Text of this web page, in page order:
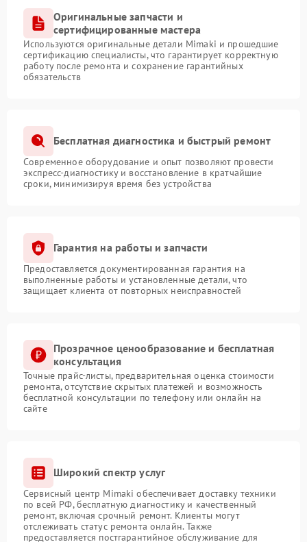
Оригинальные запчасти и
сертифицированные мастера
Используются оригинальные детали Mimaki и прошедшие
сертификацию специалисты, что гарантирует корректную
работу после ремонта и сохранение гарантийных
обязательств
Бесплатная диагностика и быстрый ремонт
Современное оборудование и опыт позволяют провести
экспресс-диагностику и восстановление в кратчайшие
сроки, минимизируя время без устройства
Гарантия на работы и запчасти
Предоставляется документированная гарантия на
выполненные работы и установленные детали, что
защищает клиента от повторных неисправностей
Прозрачное ценообразование и бесплатная
консультация
Точные прайс-листы, предварительная оценка стоимости
ремонта, отсутствие скрытых платежей и возможность
бесплатной консультации по телефону или онлайн на
сайте
Широкий спектр услуг
Сервисный центр Mimaki обеспечивает доставку техники
по всей РФ, бесплатную диагностику и качественный
ремонт, включая срочный ремонт. Клиенты могут
отслеживать статус ремонта онлайн. Также
предоставляется постгарантийное обслуживание для